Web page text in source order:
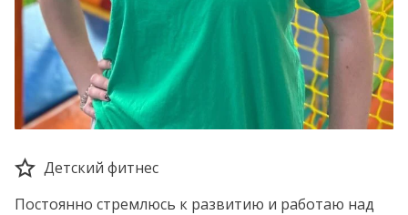
Детский фитнес
Постоянно стремлюсь к развитию и работаю над